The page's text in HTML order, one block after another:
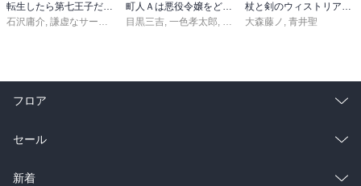
転生したら第七王子だったので、気ままに魔術を極めます（２４）
石沢庸介, 謙虚なサークル メル。
町人Ａは悪役令嬢をどうしても救いたい ～どぶと空と氷の姫君～１０【電子書店共通特典イラスト付】
目黒三吉, 一色孝太郎, Parum
杖と剣のウィストリア（１６）
大森藤ノ , 青井聖
フロア
総合
ラノベ
セール
総合
新着